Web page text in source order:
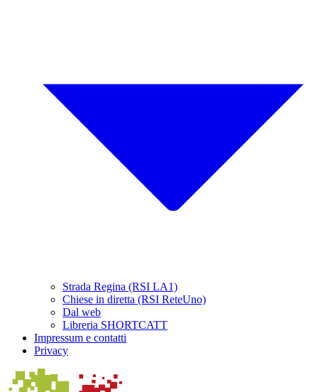
Strada Regina (RSI LA1)
Chiese in diretta (RSI ReteUno)
Dal web
Libreria SHORTCATT
Impressum e contatti
Privacy